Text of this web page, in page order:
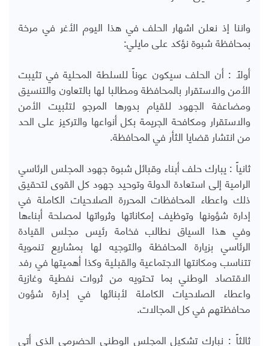
واننا إذ نعلن اشهار الحلف في هذا اليوم الأغر في مرخة
بمحافظة شبوة نؤكد على مايلي:
أولاً : أن الحلف سيكون عوناً للسلطة المحلية في تثيبت
الأمن والاستقرار بالمحافظة ومطالبا لها بالتعاون والتنسيق
ومضاعفة الجهود للقيام بدورها المرجو لتثبيت الأمن
والاستقرار ومكافحة الجريمة بكل أنواعها والتركيز على الحد
من انتشار قضايا الثأر في المحافظة.
ثانياً : يبارك حلف أبناء وقبائل شبوة جهود المجلس الرئاسي
الرامية إلى استعادة الدولة وتوحيد جهود كل القوى لتحقيق
ذلك واعطاء المحافظات المحررة الصلاحيات الكاملة في
إدارة شؤونها وتوظيف إمكاناتها وثرواتها لمصلحة أبناءها
وفي هذا السياق نطالب فخامة رئيس مجلس القيادة
الرئاسي بزيارة المحافظة والتوجيه لها بمشاريع تنموية
تتناسب ومكانتها الاجتماعية والقبلية وكذا أهميتها في رفد
الاقتصاد الوطني بما تحتويه من ثروات نفطية وغازية
واعطاء الصلاحيات الكاملة لأبنائها في إدارة شؤون
محافظتهم في كل المجالات.
ثالثاً : نبارك تشكيل المجلس الوطني الحضرمي الذي أتى